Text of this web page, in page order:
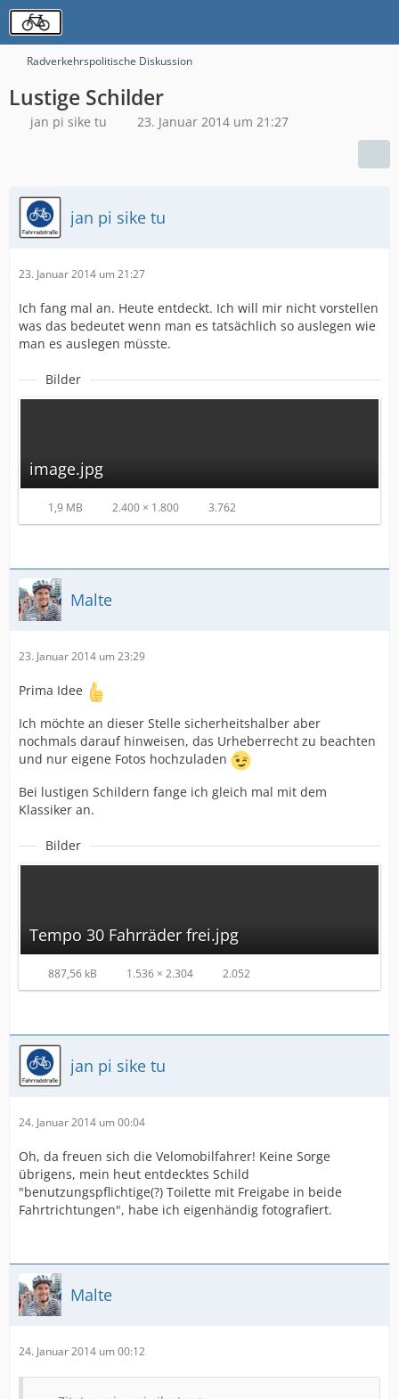
Radverkehrspolitische Diskussion
Lustige Schilder
jan pi sike tu 23. Januar 2014 um 21:27
jan pi sike tu
23. Januar 2014 um 21:27
Ich fang mal an. Heute entdeckt. Ich will mir nicht vorstellen
was das bedeutet wenn man es tatsächlich so auslegen wie
man es auslegen müsste.
Bilder
image.jpg
1,9 MB 2.400 × 1.800 3.762
Malte
23. Januar 2014 um 23:29
Prima Idee
Ich möchte an dieser Stelle sicherheitshalber aber
nochmals darauf hinweisen, das Urheberrecht zu beachten
und nur eigene Fotos hochzuladen
Bei lustigen Schildern fange ich gleich mal mit dem
Klassiker an.
Bilder
Tempo 30 Fahrräder frei.jpg
887,56 kB 1.536 × 2.304 2.052
jan pi sike tu
24. Januar 2014 um 00:04
Oh, da freuen sich die Velomobilfahrer! Keine Sorge
übrigens, mein heut entdecktes Schild
"benutzungspflichtige(?) Toilette mit Freigabe in beide
Fahrtrichtungen", habe ich eigenhändig fotografiert.
Malte
24. Januar 2014 um 00:12